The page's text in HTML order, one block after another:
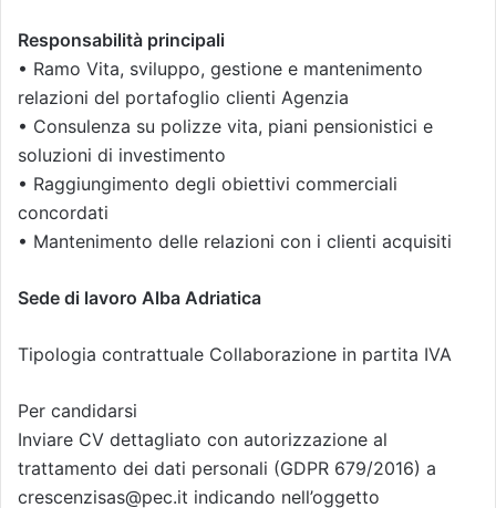
Responsabilità principali
• Ramo Vita, sviluppo, gestione e mantenimento
relazioni del portafoglio clienti Agenzia
• Consulenza su polizze vita, piani pensionistici e
soluzioni di investimento
• Raggiungimento degli obiettivi commerciali
concordati
• Mantenimento delle relazioni con i clienti acquisiti
Sede di lavoro Alba Adriatica
Tipologia contrattuale Collaborazione in partita IVA
Per candidarsi
Inviare CV dettagliato con autorizzazione al
trattamento dei dati personali (GDPR 679/2016) a
crescenzisas@pec.it indicando nell’oggetto